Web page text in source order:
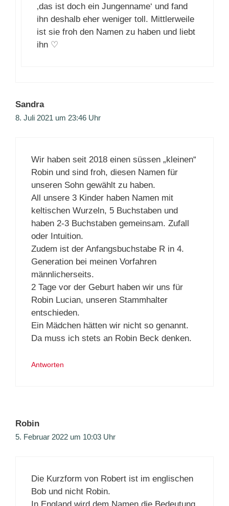
‚das ist doch ein Jungenname‘ und fand
ihn deshalb eher weniger toll. Mittlerweile
ist sie froh den Namen zu haben und liebt
ihn ♡
Sandra
8. Juli 2021 um 23:46 Uhr
Wir haben seit 2018 einen süssen „kleinen“
Robin und sind froh, diesen Namen für
unseren Sohn gewählt zu haben.
All unsere 3 Kinder haben Namen mit
keltischen Wurzeln, 5 Buchstaben und
haben 2-3 Buchstaben gemeinsam. Zufall
oder Intuition.
Zudem ist der Anfangsbuchstabe R in 4.
Generation bei meinen Vorfahren
männlicherseits.
2 Tage vor der Geburt haben wir uns für
Robin Lucian, unseren Stammhalter
entschieden.
Ein Mädchen hätten wir nicht so genannt.
Da muss ich stets an Robin Beck denken.
Antworten
Robin
5. Februar 2022 um 10:03 Uhr
Die Kurzform von Robert ist im englischen
Bob und nicht Robin.